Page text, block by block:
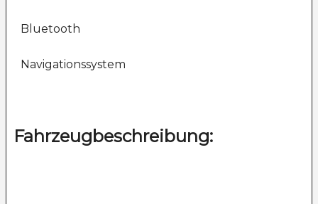
Bluetooth
Navigationssystem
Fahrzeugbeschreibung: